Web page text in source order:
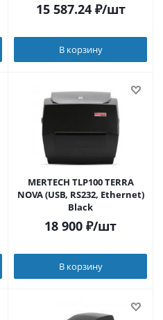
15 587.24₽/шт
В корзину
MERTECH TLP100 TERRA
NOVA (USB, RS232, Ethernet)
Black
18 900 ₽/шт
В корзину